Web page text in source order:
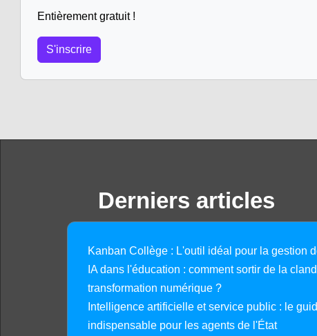
Entièrement gratuit !
S'inscrire
Derniers articles
Kanban Collège : L'outil idéal pour la gestion
IA dans l'éducation : comment sortir de la
transformation numérique ?
Intelligence artificielle et service public : le
indispensable pour les agents de l'État